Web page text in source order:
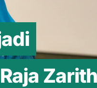
Zarith